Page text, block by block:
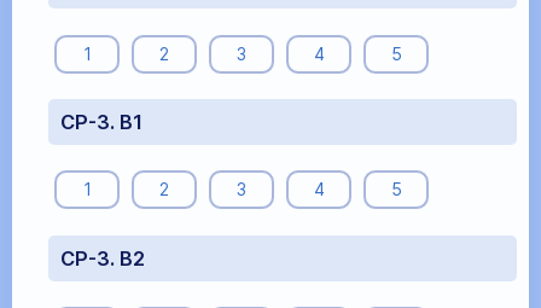
1 2 3 4 5
СР-3. В1
1 2 3 4 5
СР-3. В2